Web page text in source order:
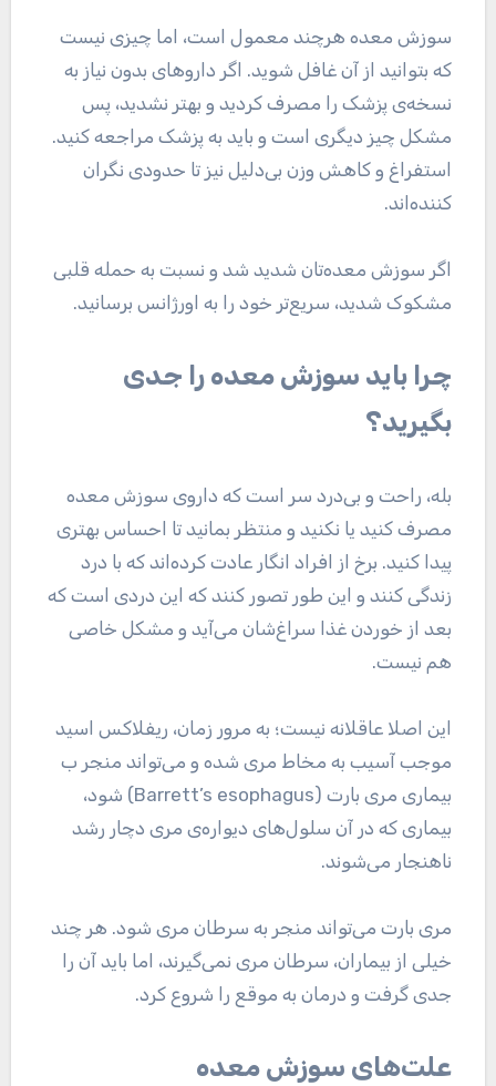
سوزش معده هرچند معمول است، اما چیزی نیست
که بتوانید از آن غافل شوید. اگر دارو‌های بدون نیاز به
نسخه‌ی پزشک را مصرف کردید و بهتر نشدید، پس
مشکل چیز دیگری است و باید به پزشک مراجعه کنید.
استفراغ و کاهش وزن بی‌دلیل نیز تا حدودی نگران
کننده‌اند.
اگر سوزش معده‌تان شدید شد و نسبت به حمله قلبی
مشکوک شدید، سریع‌تر خود را به اورژانس برسانید.
چرا باید سوزش معده را جدی
بگیرید؟
بله، راحت و بی‌درد سر است که داروی سوزش معده
مصرف کنید یا نکنید و منتظر بمانید تا احساس بهتری
پیدا کنید. برخ از افراد انگار عادت کرده‌اند که با درد
زندگی کنند و این طور تصور کنند که این دردی است که
بعد از خوردن غذا سراغ‌شان می‌آید و مشکل خاصی
هم نیست.
این اصلا عاقلانه نیست؛ به مرور زمان، ریفلاکس اسید
موجب آسیب به مخاط مری شده و می‌تواند منجر ب
بیماری مری بارت (Barrett’s esophagus) شود،
بیماری که در آن سلول‌های دیواره‌ی مری دچار رشد
ناهنجار می‌شوند.
مری بارت می‌تواند منجر به سرطان مری شود. هر چند
خیلی از بیماران، سرطان مری نمی‌گیرند، اما باید آن را
جدی گرفت و درمان به موقع را شروع کرد.
علت‌های سوزش معده